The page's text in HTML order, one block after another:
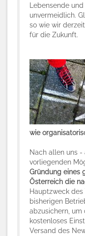
Lebensende
unvermeidlich.
so wie wir
für die Zukunft.
wie
Nach allen uns -
vorliegenden
Gründung eines
Österreich die
Hauptzweck
bisherigen
abzusichern, um
kostenloses
Versand des